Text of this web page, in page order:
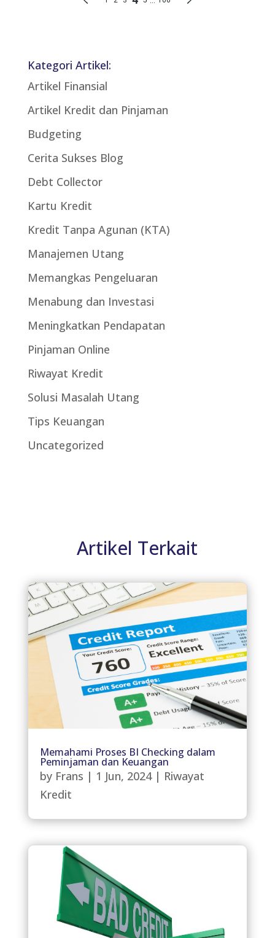
Kategori Artikel:
Artikel Finansial
Artikel Kredit dan Pinjaman
Budgeting
Cerita Sukses Blog
Debt Collector
Kartu Kredit
Kredit Tanpa Agunan (KTA)
Manajemen Utang
Memangkas Pengeluaran
Menabung dan Investasi
Meningkatkan Pendapatan
Pinjaman Online
Riwayat Kredit
Solusi Masalah Utang
Tips Keuangan
Uncategorized
Artikel Terkait
Memahami Proses BI Checking dalam
Peminjaman dan Keuangan
by Frans | 1 Jun, 2024| Riwayat
Kredit